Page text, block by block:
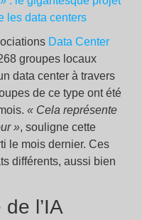
les data centers
Data Center
groupes locaux
data center à travers
de ce type ont été
« Cela représente
», souligne cette
le mois dernier. Ces
différents, aussi bien
l’IA